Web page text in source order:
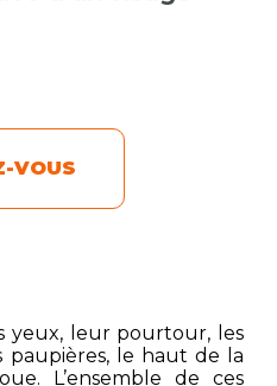
VOUS
yeux, leur pourtour, les
paupières, le haut de la
L’ensemble de ces